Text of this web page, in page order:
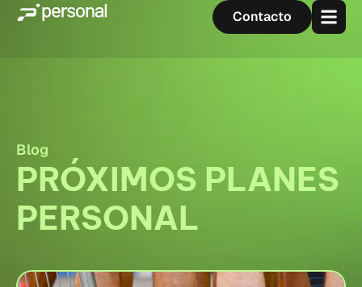
Contacto
Blog
PRÓXIMOS PLANES
PERSONAL